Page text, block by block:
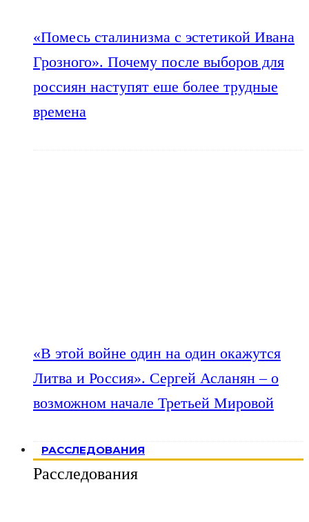
«Помесь сталинизма с эстетикой Ивана
Грозного». Почему после выборов для
россиян наступят еше более трудные
времена
«В этой войне один на один окажутся
Литва и Россия». Сергей Асланян – о
возможном начале Третьей Мировой
РАССЛЕДОВАНИЯ
Расследования